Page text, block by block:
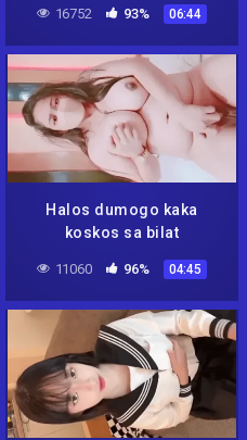
16752 93% 06:44
Halos dumogo kaka
koskos sa bilat
11060 96% 04:45